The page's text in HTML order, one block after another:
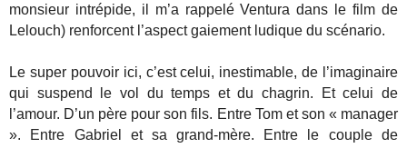
monsieur intrépide, il m’a rappelé Ventura dans le film de
Lelouch) renforcent l’aspect gaiement ludique du scénario.
Le super pouvoir ici, c’est celui, inestimable, de l’imaginaire
qui suspend le vol du temps et du chagrin. Et celui de
l’amour. D’un père pour son fils. Entre Tom et son « manager
». Entre Gabriel et sa grand-mère. Entre le couple de